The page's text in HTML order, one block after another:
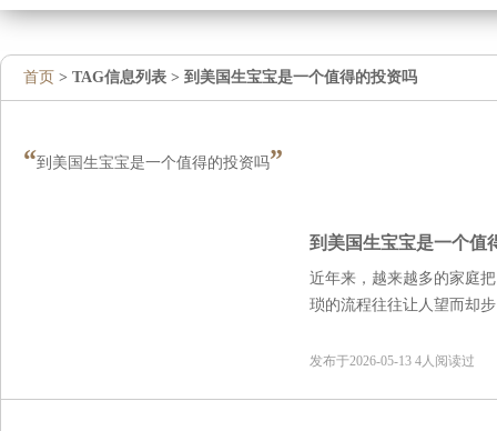
首页 > TAG信息列表 > 到美国生宝宝是一个值得的投资吗
“到美国生宝宝是一个值得的投资吗”
到美国生宝宝是一个值
近年来，越来越多的家庭
琐的流程往往让人望而却
发布于2026-05-13 4人阅读过